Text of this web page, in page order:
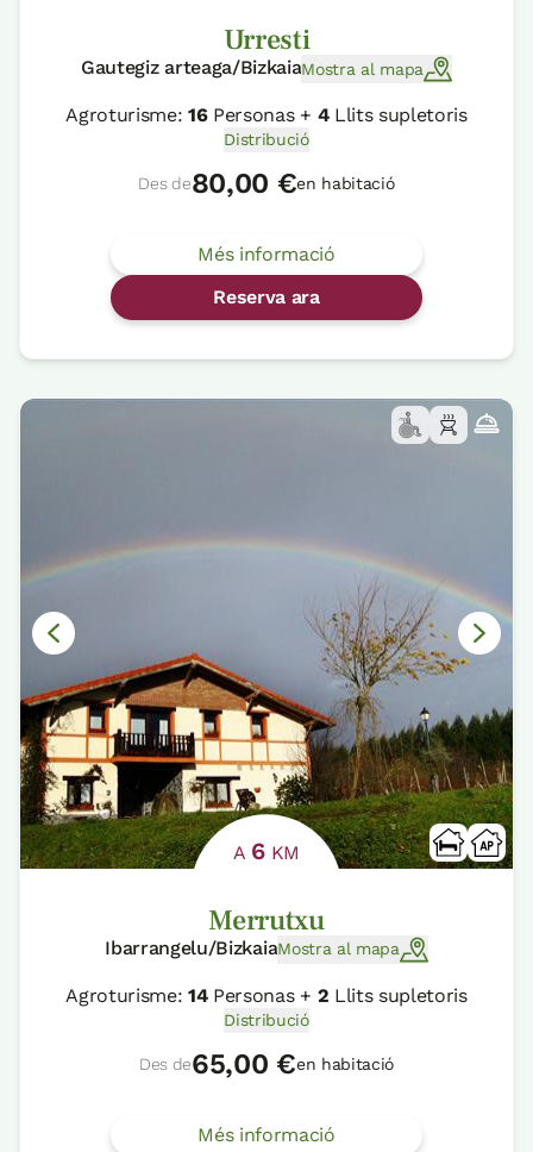
Urresti
Gautegiz arteaga/BizkaiaMostra al mapa
Agroturisme:16Personas + 4Llits supletoris
Distribució
Des de80,00 €en habitació
Més informació
Reserva ara
A 6 KM
Merrutxu
Ibarrangelu/BizkaiaMostra al mapa
Agroturisme:14Personas + 2 Llits supletoris
Distribució
Des de65,00 €en habitació
Més informació